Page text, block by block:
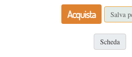
Acquista Salva
Scheda